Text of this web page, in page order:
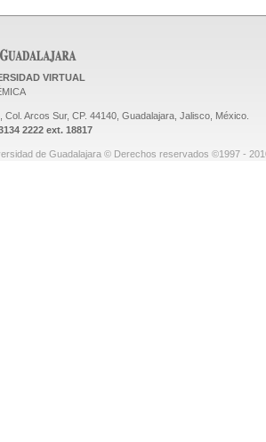
VIRTUAL
Col. Arcos Sur, CP. 44140, Guadalajara, Jalisco, México.
2222 ext. 18817
de Guadalajara © Derechos reservados ©1997 -